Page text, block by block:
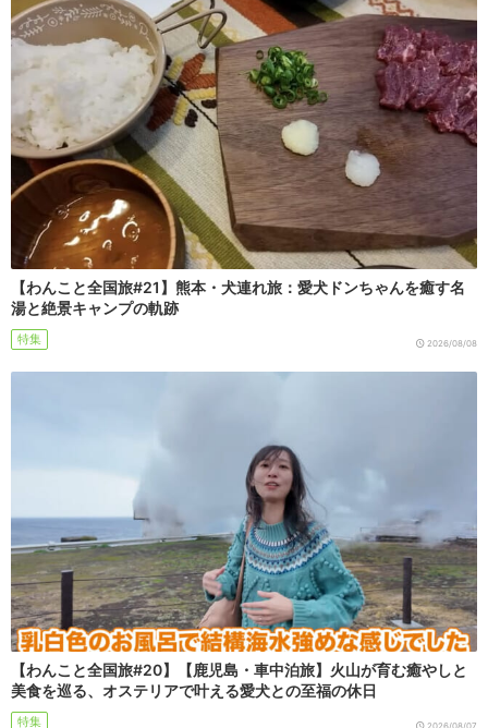
【わんこと全国旅#21】熊本・犬連れ旅：愛犬ドンちゃんを癒す名
湯と絶景キャンプの軌跡
特集 2026/08/08
【わんこと全国旅#20】【鹿児島・車中泊旅】火山が育む癒やしと
美食を巡る、オステリアで叶える愛犬との至福の休日
特集 2026/08/07